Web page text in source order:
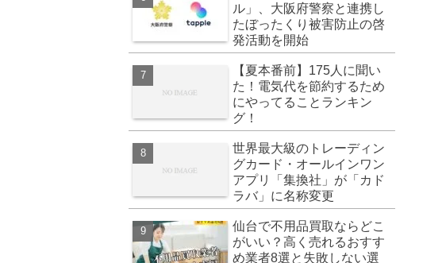
ル」、大阪府警察と連携し
たぼったくり被害防止の啓
発活動を開始
【夏本番前】175人に聞い
た！電気代を節約するため
にやってることランキン
グ！
世界最大級のトレーディン
グカード・オールインワン
アプリ「集換社」が「カド
ラバ」に名称変更
仙台で不用品買取ならどこ
がいい？高く売れるおすす
め業者8選と失敗しない選